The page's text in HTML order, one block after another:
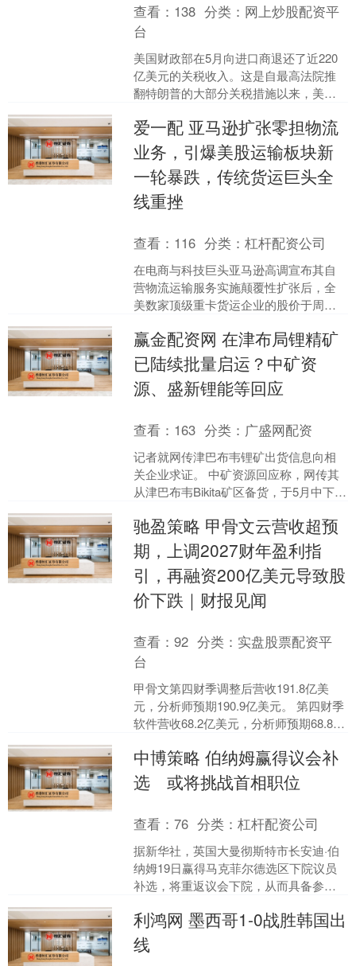
查看： 138 分类： 网上炒股配资平
台
美国财政部在5月向进口商退还了近220
亿美元的关税收入。这是自最高法院推
翻特朗普的大部分关税措施以来，美国
周三发布的声明，5....
爱一配 亚马逊扩张零担物流
业务，引爆美股运输板块新
一轮暴跌，传统货运巨头全
线重挫
查看： 116 分类：杠杆配资公司
在电商与科技巨头亚马逊高调宣布其自
营物流运输服务实施颠覆性扩张后，全
美数家顶级重卡货运企业的股价于周三
德米尼恩货运（Old ....
赢金配资网 在津布局锂精矿
已陆续批量启运？中矿资
源、盛新锂能等回应
查看： 163 分类： 广盛网配资
记者就网传津巴布韦锂矿出货信息向相
关企业求证。 中矿资源回应称，网传其
从津巴布韦Bikita矿区备货，于5月中下旬
息基....
驰盈策略 甲骨文云营收超预
期，上调2027财年盈利指
引，再融资200亿美元导致股
价下跌｜财报见闻
查看：92 分类： 实盘股票配资平
台
甲骨文第四财季调整后营收191.8亿美
元，分析师预期190.9亿美元。 第四财季
软件营收68.2亿美元，分析师预期68.8亿
中博策略 伯纳姆赢得议会补
选 或将挑战首相职位
查看：76 分类：杠杆配资公司
据新华社，英国大曼彻斯特市长安迪·伯
纳姆19日赢得马克菲尔德选区下院议员
补选，将重返议会下院，从而具备参与
件。 举报 相关阅读....
利鸿网 墨西哥1-0战胜韩国出
线